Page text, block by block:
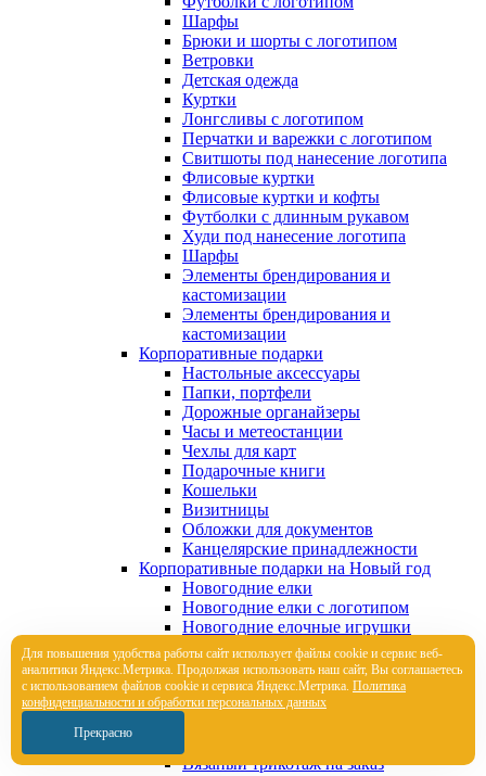
Шарфы
Брюки и шорты с логотипом
Ветровки
Детская одежда
Куртки
Лонгсливы с логотипом
Перчатки и варежки с логотипом
Свитшоты под нанесение логотипа
Флисовые куртки
Флисовые куртки и кофты
Футболки с длинным рукавом
Худи под нанесение логотипа
Шарфы
Элементы брендирования и
кастомизации
Элементы брендирования и
кастомизации
Корпоративные подарки
Настольные аксессуары
Папки, портфели
Дорожные органайзеры
Часы и метеостанции
Чехлы для карт
Подарочные книги
Кошельки
Визитницы
Обложки для документов
Канцелярские принадлежности
Корпоративные подарки на Новый год
Новогодние елки
Новогодние елки с логотипом
Новогодние елочные игрушки
Новогодние елочные шары
Новогодние подушки и пледы
Новогодние чехлы для шампанского
Новогодняя вязаная одежда
Вязаный трикотаж на заказ
Для повышения удобства работы сайт использует файлы cookie и сервис веб-
аналитики Яндекс.Метрика. Продолжая использовать наш сайт, Вы соглашаетесь
с использованием файлов cookie и сервиса Яндекс.Метрика. Политика
конфиденциальности и обработки персональных данных
Прекрасно